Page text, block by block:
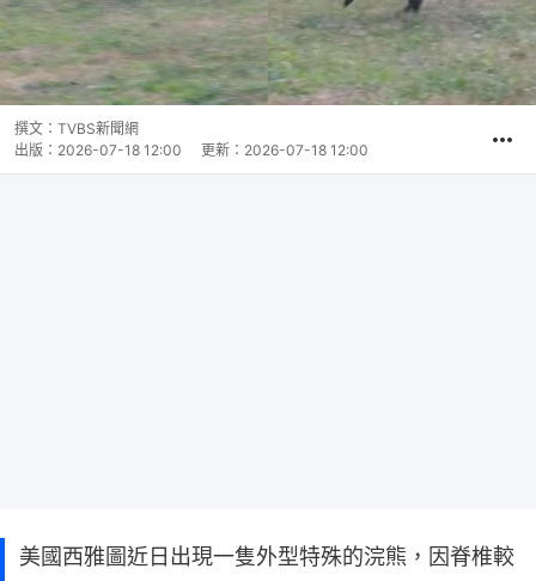
撰文： TVBS新聞網
出版： 2026-07-18 12:00 更新： 2026-07-18 12:00
美國西雅圖近日出現一隻外型特殊的浣熊，因脊椎較